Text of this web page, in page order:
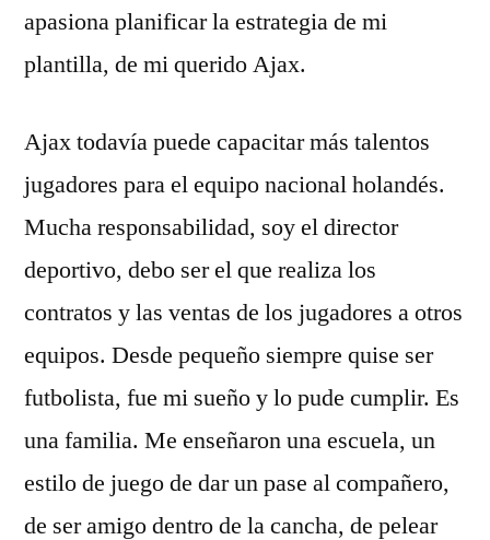
apasiona planificar la estrategia de mi
plantilla, de mi querido Ajax.
Ajax todavía puede capacitar más talentos
jugadores para el equipo nacional holandés.
Mucha responsabilidad, soy el director
deportivo, debo ser el que realiza los
contratos y las ventas de los jugadores a otros
equipos. Desde pequeño siempre quise ser
futbolista, fue mi sueño y lo pude cumplir. Es
una familia. Me enseñaron una escuela, un
estilo de juego de dar un pase al compañero,
de ser amigo dentro de la cancha, de pelear